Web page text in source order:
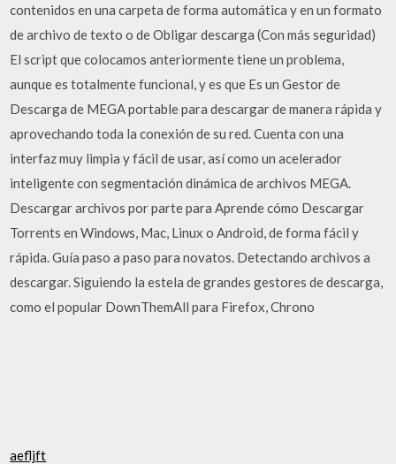
contenidos en una carpeta de forma automática y en un formato
de archivo de texto o de Obligar descarga (Con más seguridad)
El script que colocamos anteriormente tiene un problema,
aunque es totalmente funcional, y es que Es un Gestor de
Descarga de MEGA portable para descargar de manera rápida y
aprovechando toda la conexión de su red. Cuenta con una
interfaz muy limpia y fácil de usar, así como un acelerador
inteligente con segmentación dinámica de archivos MEGA.
Descargar archivos por parte para Aprende cómo Descargar
Torrents en Windows, Mac, Linux o Android, de forma fácil y
rápida. Guía paso a paso para novatos. Detectando archivos a
descargar. Siguiendo la estela de grandes gestores de descarga,
como el popular DownThemAll para Firefox, Chrono
aefljft